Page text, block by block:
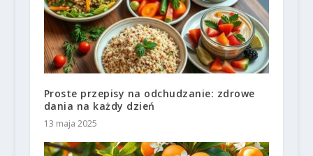
Proste przepisy na odchudzanie: zdrowe
dania na każdy dzień
13 maja 2025